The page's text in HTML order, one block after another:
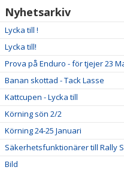
Nyhetsarkiv
Lycka till !
Lycka till!
Prova på Enduro - för tjejer 23
Banan skottad - Tack Lasse
Kattcupen - Lycka till
Körning sön 2/2
Körning 24-25 Januari
Säkerhetsfunktionärer till Rally
Bild